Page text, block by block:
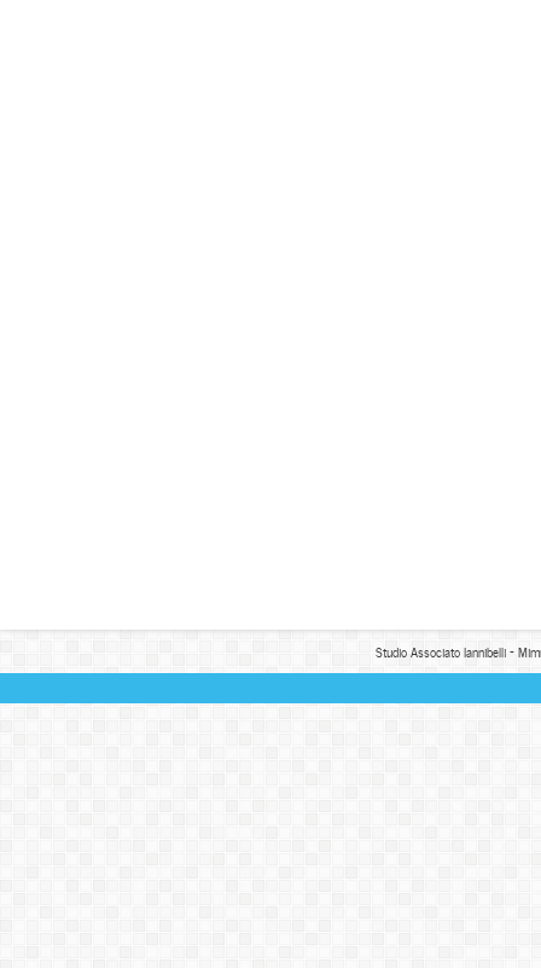
Studio Associato Iannibelli -